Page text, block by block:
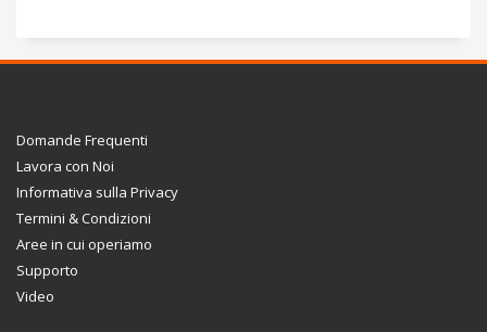
Domande Frequenti
Lavora con Noi
Informativa sulla Privacy
Termini & Condizioni
Aree in cui operiamo
Supporto
Video